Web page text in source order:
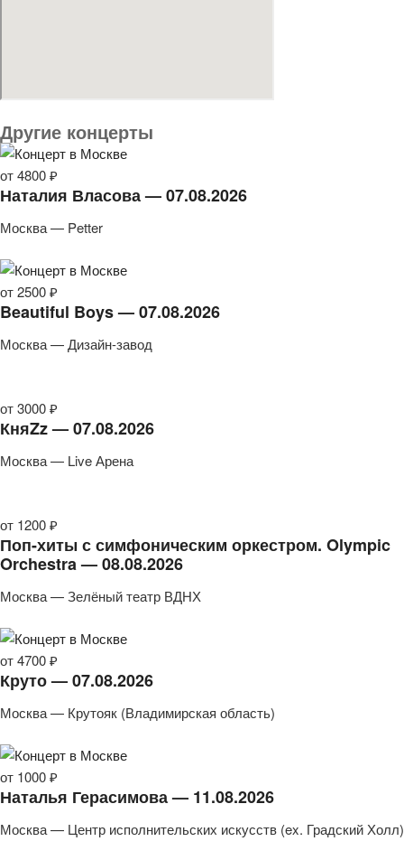
Другие концерты
от 4800 ₽
Наталия Власова — 07.08.2026
Москва — Petter
от 2500 ₽
Beautiful Boys — 07.08.2026
Москва — Дизайн-завод
от 3000 ₽
КняZz — 07.08.2026
Москва — Live Арена
от 1200 ₽
Поп-хиты с симфоническим оркестром. Olympic
Orchestra — 08.08.2026
Москва — Зелёный театр ВДНХ
от 4700 ₽
Круто — 07.08.2026
Москва — Крутояк (Владимирская область)
от 1000 ₽
Наталья Герасимова — 11.08.2026
Москва — Центр исполнительских искусств (ex. Градский Холл)